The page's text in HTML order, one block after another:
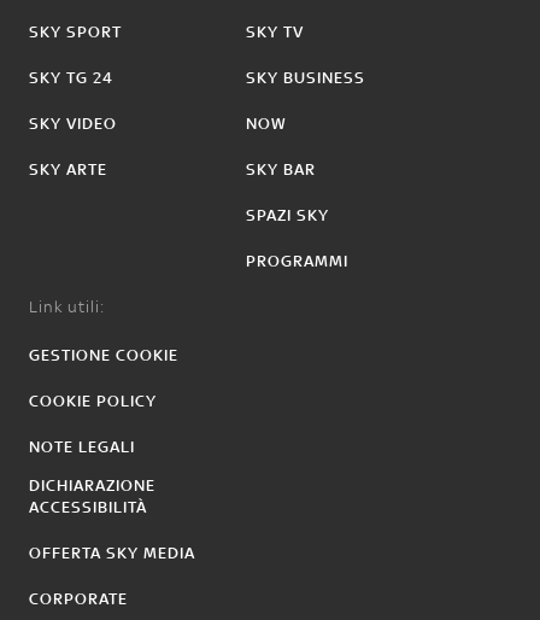
SKY SPORT
SKY TG 24
SKY VIDEO
SKY ARTE
SKY TV
SKY BUSINESS
NOW
SKY BAR
SPAZI SKY
PROGRAMMI
Link utili:
GESTIONE COOKIE
COOKIE POLICY
NOTE LEGALI
DICHIARAZIONE
ACCESSIBILITÀ
OFFERTA SKY MEDIA
CORPORATE